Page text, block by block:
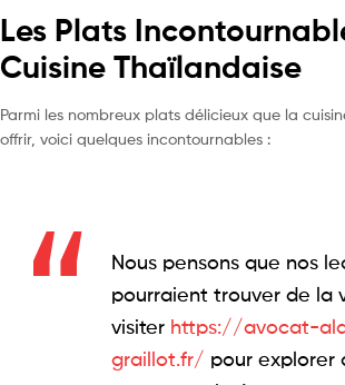
Les Plats
Cuisine Thaïlandaise
Parmi les nombreux plats délicieux que la
offrir, voici quelques incontournables :
Nous pensons que nos
pourraient trouver de la
visiter https://avocat-
graillot.fr/ pour explorer